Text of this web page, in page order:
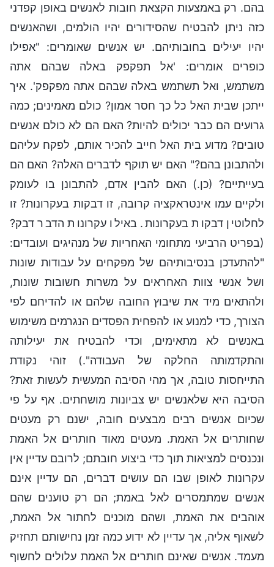
בהם. רק באמצעות הקצאת חובות לאנשים באופן קפדני
כזה ניתן להבטיח שהסידורים יהיו הולמים, ושהאנשים
יהיו יעילים בחובותיהם. יש אנשים שאומרים: "אפילו
כופרים אומרים: 'אל תפקפק באלה שבהם אתה
משתמש, ואל תשתמש באלה שבהם אתה מפקפק'. איך
ייתכן שבית האל כל כך חסר אמון? כולם מאמינים; כמה
גרועים הם כבר יכולים להיות? האם הם לא כולם אנשים
טובים? מדוע בית האל חייב להכיר אותם, לפקח עליהם
ולהתבונן בהם?" האם יש תוקף לדברים האלה? האם הם
בעייתיים? (כן.) האם להבין אדם, להתבונן בו לעומק
ולקיים עמו אינטראקציה קרובה, זו דבקות בעקרונות? זו
לחלוטין דבקות בעקרונות. באילו עקרונות הדבר דבק?
(בפריט הרביעי מתחומי האחריות של מנהיגים ועובדים:
"להתעדכן בנסיבותיהם של מפקחים על עבודות שונות
ושל אנשי צוות האחראים על משרות חשובות שונות,
ולהתאים מיד את שיבוץ החובה שלהם או להדיחם לפי
הצורך, כדי למנוע או להפחית הפסדים הנגרמים משימוש
באנשים לא מתאימים, וכדי להבטיח את יעילותה
והתקדמותה החלקה של העבודה".) זוהי נקודת
התייחסות טובה, אך מהי הסיבה המעשית לעשות זאת?
הסיבה היא שלאנשים יש צביונות מושחתים. אף על פי
שכיום אנשים רבים מבצעים חובה, ישנם רק מעטים
שחותרים אל האמת. מעטים מאוד חותרים אל האמת
ונכנסים למציאות תוך כדי ביצוע חובתם; לרובם עדיין אין
עקרונות לאופן שבו הם עושים דברים, הם עדיין אינם
אנשים שמתמסרים לאל באמת; הם רק טוענים שהם
אוהבים את האמת, ושהם מוכנים לחתור אל האמת,
לשאוף אליה, אך עדיין לא ידוע כמה זמן נחישותם תחזיק
מעמד. אנשים שאינם חותרים אל האמת עלולים לחשוף